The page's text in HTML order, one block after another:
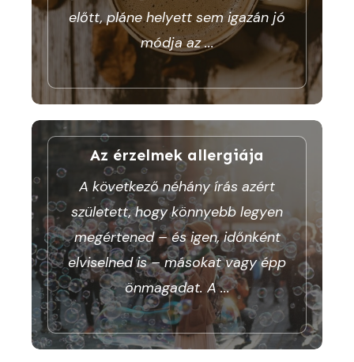
előtt, pláne helyett sem igazán jó
módja az...
Az érzelmek allergiája
A következő néhány írás azért
született, hogy könnyebb legyen
megértened – és igen, időnként
elviselned is – másokat vagy épp
önmagadat. A...